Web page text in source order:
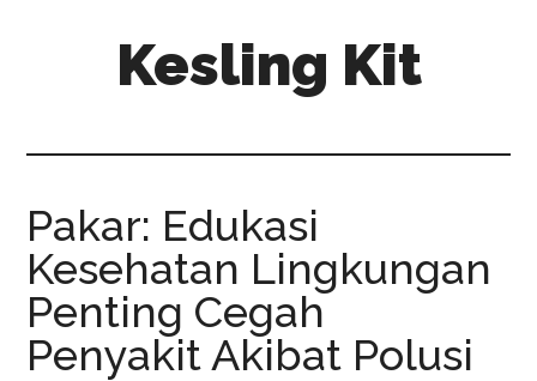
Kesling Kit
Pakar: Edukasi
Kesehatan Lingkungan
Penting Cegah
Penyakit Akibat Polusi